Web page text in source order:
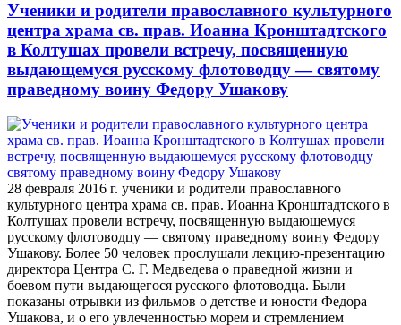
Ученики и родители православного культурного
центра храма св. прав. Иоанна Кронштадтского
в Колтушах провели встречу, посвященную
выдающемуся русскому флотоводцу — святому
праведному воину Федору Ушакову
28 февраля 2016 г. ученики и родители православного
культурного центра храма св. прав. Иоанна Кронштадтского в
Колтушах провели встречу, посвященную выдающемуся
русскому флотоводцу — святому праведному воину Федору
Ушакову. Более 50 человек прослушали лекцию-презентацию
директора Центра С. Г. Медведева о праведной жизни и
боевом пути выдающегося русского флотоводца. Были
показаны отрывки из фильмов о детстве и юности Федора
Ушакова, и о его увлеченностью морем и стремлением